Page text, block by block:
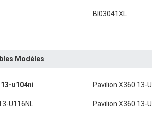
BI03041XL
Modèles
u104ni Pavilion X360 13-
U116NL Pavilion X360 13-